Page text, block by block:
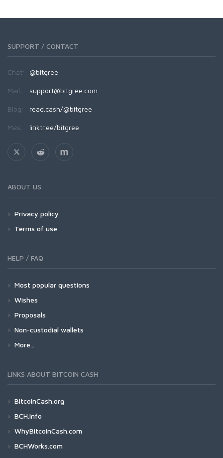
SUPPORT / CONTACT
Chat: @bitgree
Mail: support@bitgree.com
Blog: read.cash/@bitgree
Más: linktr.ee/bitgree
ABOUT US
Privacy policy
Terms of use
HELP / FAQ
Most popular questions
Wishes
Proposals
Non-custodial wallets
More...
LINKS ABOUT BITCOIN CASH
BitcoinCash.org
BCH.info
WhyBitcoinCash.com
BCHWorks.com